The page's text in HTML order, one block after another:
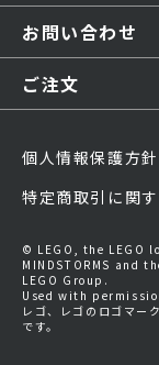
お問い合わせ
ご注文
個人情報保護方針
特定商取引に関
© LEGO, the LEGO
MINDSTORMS and
LEGO Group.
Used with
レゴ、レゴのロゴマー
です。